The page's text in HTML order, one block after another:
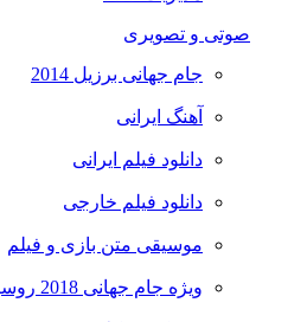
صوتی و تصویری
جام جهانی برزیل 2014
آهنگ ایرانی
دانلود فیلم ایرانی
دانلود فیلم خارجی
موسیقی متن بازی و فیلم
ویژه جام جهانی 2018 روسیه